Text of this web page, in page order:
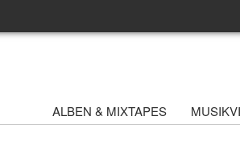
ALBEN & MIXTAPES